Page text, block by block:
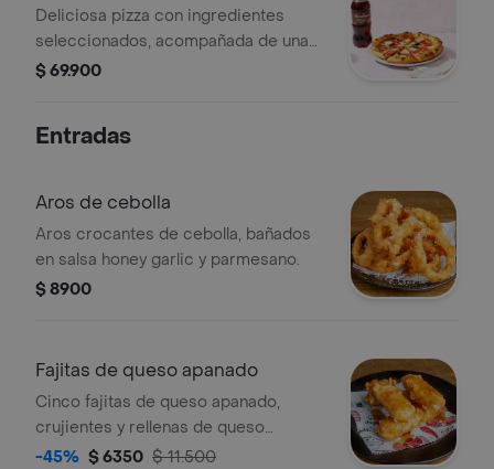
250 ml
Deliciosa pizza con ingredientes
seleccionados, acompañada de una
gaseosa de 1.5 litros, perfecta para
$ 69.900
Entradas
Aros de cebolla
Aros crocantes de cebolla, bañados
en salsa honey garlic y parmesano.
$ 8900
Fajitas de queso apanado
Cinco fajitas de queso apanado,
crujientes y rellenas de queso
derretido.
-45% $ 6350 $ 11.500